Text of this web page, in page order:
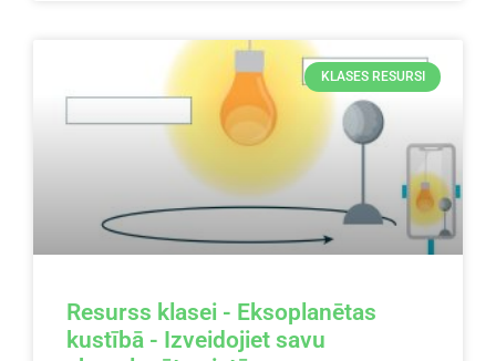
KLASES RESURSI
Resurss klasei - Eksoplanētas
kustībā - Izveidojiet savu